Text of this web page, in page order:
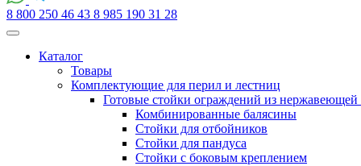
8 800 250 46 43 8 985 190 31 28
Каталог
Товары
Комплектующие для перил и лестниц
Готовые стойки ограждений из нержавеющей
Комбинированные балясины
Стойки для отбойников
Стойки для пандуса
Стойки с боковым креплением